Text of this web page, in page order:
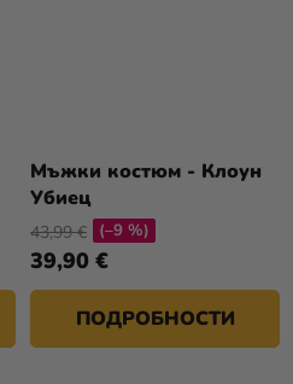
Мъжки костюм - Клоун
Убиец
39,90 €
43,99 € (–9 %)
ПОДРОБНОСТИ